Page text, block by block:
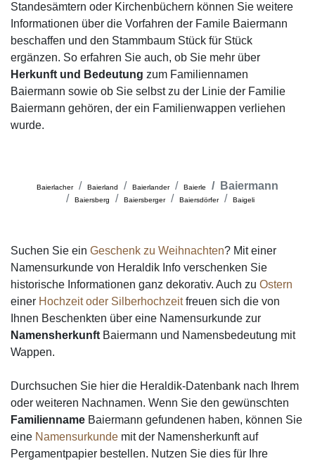
Standesämtern oder Kirchenbüchern können Sie weitere
Informationen über die Vorfahren der Famile Baiermann
beschaffen und den Stammbaum Stück für Stück
ergänzen. So erfahren Sie auch, ob Sie mehr über
Herkunft und Bedeutung zum Familiennamen
Baiermann sowie ob Sie selbst zu der Linie der Familie
Baiermann gehören, der ein Familienwappen verliehen
wurde.
Baierlacher Baierland Baierlander Baierle Baiermann
Baiersberg Baiersberger Baiersdörfer Baigeli
Suchen Sie ein Geschenk zu Weihnachten? Mit einer
Namensurkunde von Heraldik Info verschenken Sie
historische Informationen ganz dekorativ. Auch zu Ostern
einer Hochzeit oder Silberhochzeitfreuen sich die von
Ihnen Beschenkten über eine Namensurkunde zur
Namensherkunft Baiermann und Namensbedeutung mit
Wappen.
Durchsuchen Sie hier die Heraldik-Datenbank nach Ihrem
oder weiteren Nachnamen. Wenn Sie den gewünschten
Familienname Baiermann gefundenen haben, können Sie
eine Namensurkunde mit der Namensherkunft auf
Pergamentpapier bestellen. Nutzen Sie dies für Ihre